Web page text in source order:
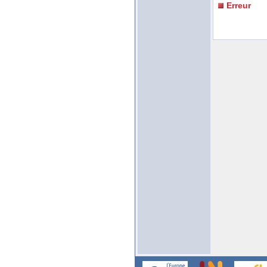
Erreur